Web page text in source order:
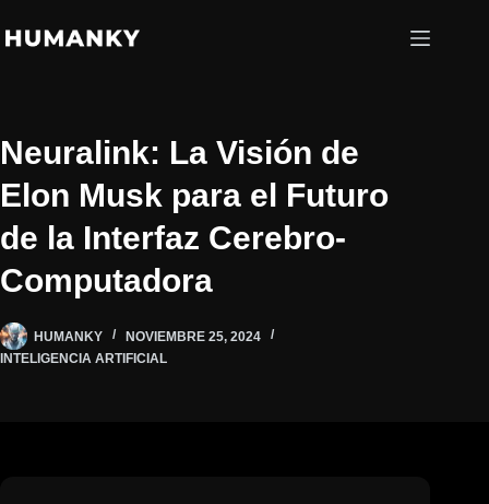
al
Neuralink: La Visión de
Elon Musk para el Futuro
de la Interfaz Cerebro-
Computadora
HUMANKY
NOVIEMBRE 25, 2024
INTELIGENCIA ARTIFICIAL